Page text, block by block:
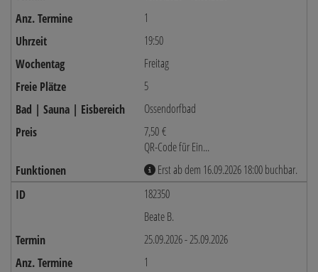
1
19:50
Freitag
5
Ossendorfbad
7,50 €
QR-Code für Ein...
Erst ab dem 16.09.2026 18:00 buchbar.
182350
Beate B.
25.09.2026 - 25.09.2026
1